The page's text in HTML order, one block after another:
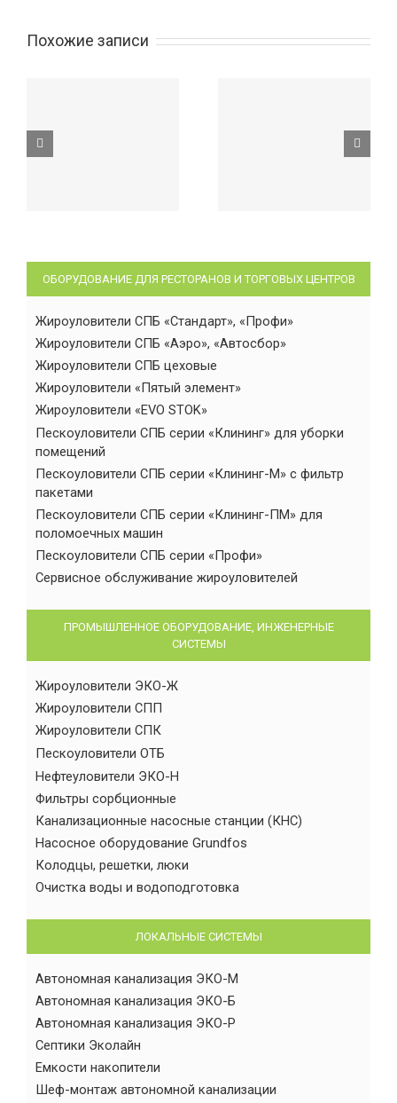
Похожие записи
ОБОРУДОВАНИЕ ДЛЯ РЕСТОРАНОВ И ТОРГОВЫХ ЦЕНТРОВ
Жироуловители СПБ «Стандарт», «Профи»
Жироуловители СПБ «Аэро», «Автосбор»
Жироуловители СПБ цеховые
Жироуловители «Пятый элемент»
Жироуловители «EVO STOK»
Пескоуловители СПБ серии «Клининг» для уборки
помещений
Пескоуловители СПБ серии «Клининг-М» с фильтр
пакетами
Пескоуловители СПБ серии «Клининг-ПМ» для
поломоечных машин
Пескоуловители СПБ серии «Профи»
Сервисное обслуживание жироуловителей
ПРОМЫШЛЕННОЕ ОБОРУДОВАНИЕ, ИНЖЕНЕРНЫЕ
СИСТЕМЫ
Жироуловители ЭКО-Ж
Жироуловители СПП
Жироуловители СПК
Пескоуловители ОТБ
Нефтеуловители ЭКО-Н
Фильтры сорбционные
Канализационные насосные станции (КНС)
Насосное оборудование Grundfos
Колодцы, решетки, люки
Очистка воды и водоподготовка
ЛОКАЛЬНЫЕ СИСТЕМЫ
Автономная канализация ЭКО-М
Автономная канализация ЭКО-Б
Автономная канализация ЭКО-Р
Септики Эколайн
Емкости накопители
Шеф-монтаж автономной канализации